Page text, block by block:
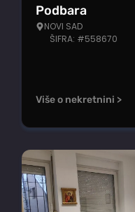
Podbara
NOVI SAD
ŠIFRA: #558670
Više o nekretnini >